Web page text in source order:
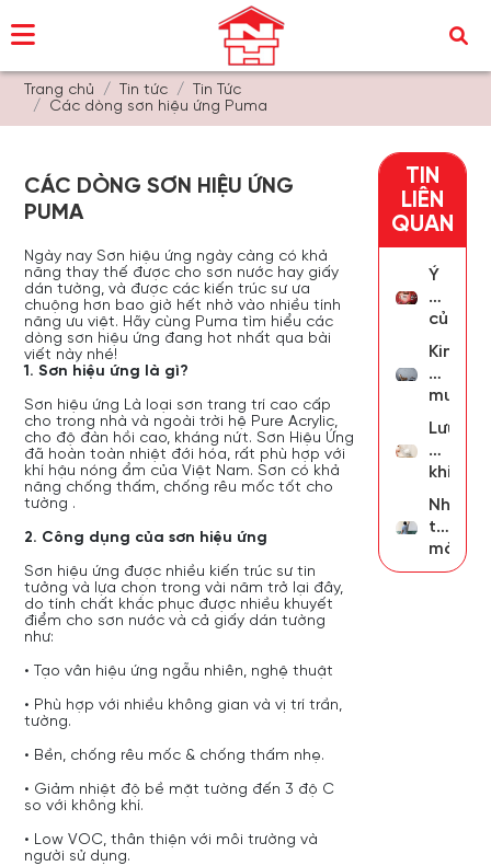
Trang chủ Tin tức
Tin Tức
Các dòng sơn hiệu ứng Puma
CÁC DÒNG SƠN HIỆU ỨNG
PUMA
Ngày nay Sơn hiệu ứng ngày càng có khả
năng thay thế được cho sơn nước hay giấy
dán tường, và được các kiến trúc sư ưa
chuộng hơn bao giờ hết nhờ vào nhiều tính
năng ưu việt. Hãy cùng Puma tìm hiểu các
dòng sơn hiệu ứng đang hot nhất qua bài
viết này nhé!
1. Sơn hiệu ứng là gì?
Sơn hiệu ứng Là loại sơn trang trí cao cấp
cho trong nhà và ngoài trời hệ Pure Acrylic,
cho độ đàn hồi cao, kháng nứt. Sơn Hiệu Ứng
đã hoàn toàn nhiệt đới hóa, rất phù hợp với
khí hậu nóng ẩm của Việt Nam. Sơn có khả
năng chống thấm, chống rêu mốc tốt cho
tường .
2. Công dụng của sơn hiệu ứng
Sơn hiệu ứng được nhiều kiến trúc sư tin
tưởng và lựa chọn trong vài năm trở lại đây,
do tính chất khắc phục được nhiều khuyết
điểm cho sơn nước và cả giấy dán tường
như:
• Tạo vân hiệu ứng ngẫu nhiên, nghệ thuật
• Phù hợp với nhiều không gian và vị trí trần,
tường.
• Bền, chống rêu mốc & chống thấm nhẹ.
• Giảm nhiệt độ bề mặt tường đến 3 độ C
so với không khí.
• Low VOC, thân thiện với môi trường và
người sử dụng.
TIN
LIÊN
QUAN
Ý
nghĩa
của
màu
đỏ
-
Những
cách
sơn
màu
đỏ
cho
ngôi
nhà
Kinh
nghiệm
mua
sơn
giả
bê
tông
bạn
cần
biết
Lưu
ý
khi
thi
công
bột
trét
Những
thắc
mắc
hay